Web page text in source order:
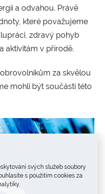
svých služeb soubory
s použitím cookies za
a odvahou. Právě
které považujeme
zdravý pohyb
aktivitám v přírodě.
za skvělou
mohli být součástí této